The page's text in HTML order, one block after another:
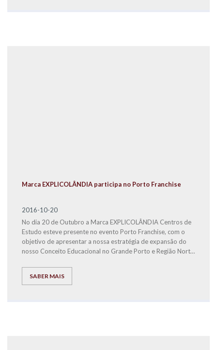
Marca EXPLICOLÂNDIA participa no Porto Franchise
2016-10-20
No dia 20 de Outubro a Marca EXPLICOLÂNDIA Centros de
Estudo esteve presente no evento Porto Franchise, com o
objetivo de apresentar a nossa estratégia de expansão do
nosso Conceito Educacional no Grande Porto e Região Norte
SABER MAIS